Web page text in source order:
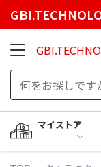
マイストア